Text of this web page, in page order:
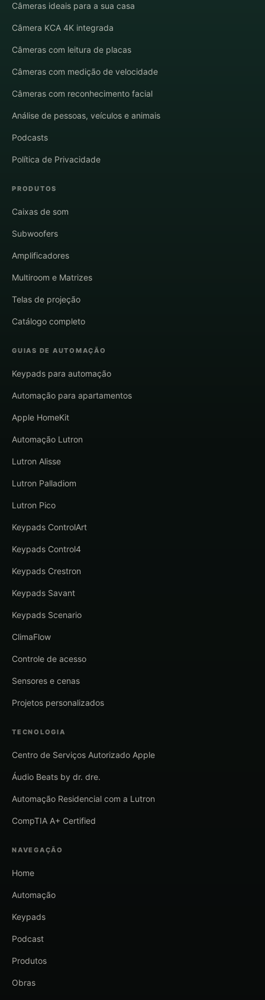
Câmeras ideais para a sua casa
Câmera KCA 4K integrada
Câmeras com leitura de placas
Câmeras com medição de velocidade
Câmeras com reconhecimento facial
Análise de pessoas, veículos e animais
Podcasts
Política de Privacidade
PRODUTOS
Caixas de som
Subwoofers
Amplificadores
Multiroom e Matrizes
Telas de projeção
Catálogo completo
GUIAS DE AUTOMAÇÃO
Keypads para automação
Automação para apartamentos
Apple HomeKit
Automação Lutron
Lutron Alisse
Lutron Palladiom
Lutron Pico
Keypads ControlArt
Keypads Control4
Keypads Crestron
Keypads Savant
Keypads Scenario
ClimaFlow
Controle de acesso
Sensores e cenas
Projetos personalizados
TECNOLOGIA
Centro de Serviços Autorizado Apple
Áudio Beats by dr. dre.
Automação Residencial com a Lutron
CompTIA A+ Certified
NAVEGAÇÃO
Home
Automação
Keypads
Podcast
Produtos
Obras